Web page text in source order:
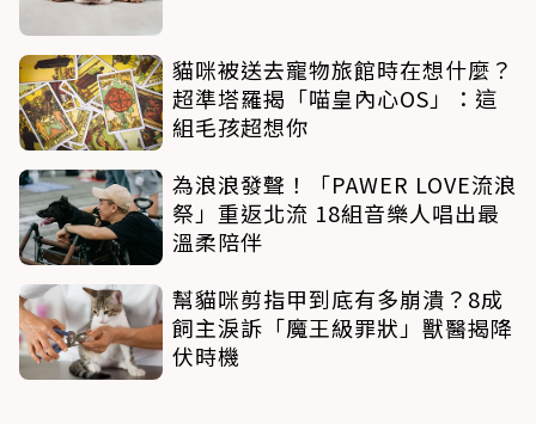
貓咪被送去寵物旅館時在想什麼？
超準塔羅揭「喵皇內心OS」：這
組毛孩超想你
為浪浪發聲！「PAWER LOVE流浪
祭」重返北流 18組音樂人唱出最
溫柔陪伴
幫貓咪剪指甲到底有多崩潰？8成
飼主淚訴「魔王級罪狀」獸醫揭降
伏時機